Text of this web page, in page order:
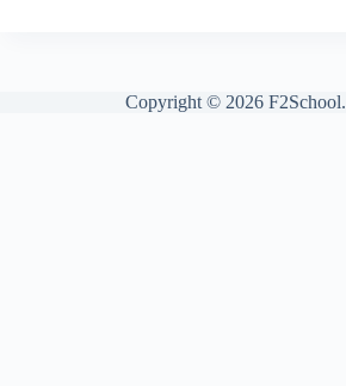
Copyright © 2026 F2School.